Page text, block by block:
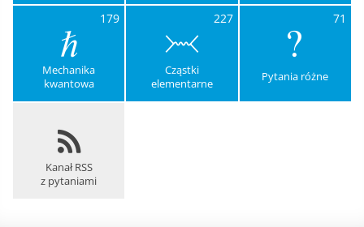
179
Mechanika
kwantowa
227
Cząstki
elementarne
71
Pytania różne
Kanał RSS
z pytaniami